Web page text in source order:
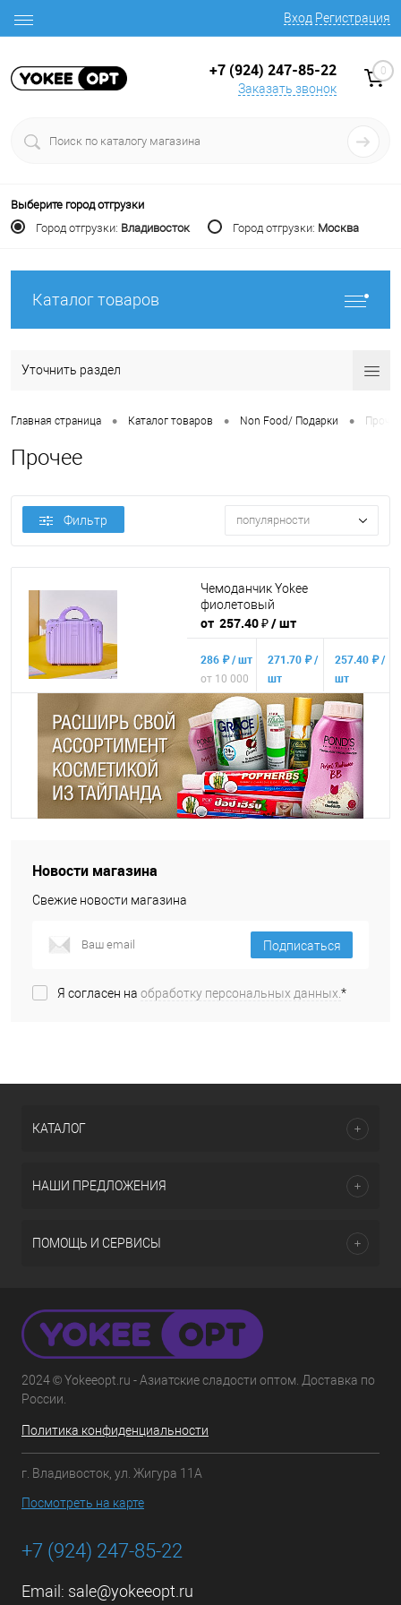
Вход Регистрация
+7 (924) 247-85-22
Заказать звонок
0
Выберите город отгрузки
Город отгрузки: Владивосток Город отгрузки: Москва
Каталог товаров
Уточнить раздел
Главная страница • Каталог товаров • Non Food/ Подарки • Прочее
Прочее
Фильтр популярности
Чемоданчик Yokee
фиолетовый
от 257.40 ₽/ шт
286 ₽ / шт
от 10 000
271.70 ₽ /
шт
от 50 000
₽
257.40 ₽ /
шт
от 250 000
₽
Конечная стоимость позиции
будет указана в корзине и в счёте
на оплату.
Для получения скидки
Новости магазина
Свежие новости магазина
Подписаться
Я согласен на обработку персональных данных.*
КАТАЛОГ
НАШИ ПРЕДЛОЖЕНИЯ
ПОМОЩЬ И СЕРВИСЫ
2024 © Yokeeopt.ru - Азиатские сладости оптом. Доставка по
России.
Политика конфиденциальности
г. Владивосток, ул. Жигура 11А
Посмотреть на карте
+7 (924) 247-85-22
Email: sale@yokeeopt.ru